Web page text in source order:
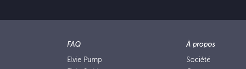
FAQ
Elvie Pump
À propos
Société